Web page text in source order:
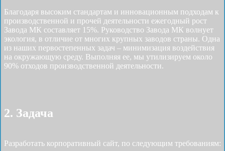
Благодаря высоким стандартам и инновационным подходам к
производственной и прочей деятельности ежегодный рост
Завода МК составляет 15%. Руководство Завода МК волнует
экология, в отличие от многих крупных заводов страны. Одна
из наших первостепенных задач – минимизация воздействия
на окружающую среду. Выполняя ее, мы утилизируем около
90% отходов производственной деятельности.
2. Задача
Разработать корпоративный сайт, по следующим требованиям: